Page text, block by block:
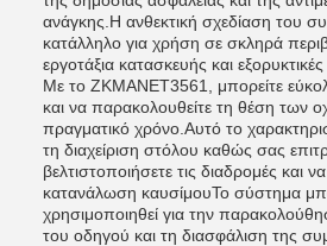
ανάγκης.Η ανθεκτική σχεδίαση του
κατάλληλο για χρήση σε σκληρά
εργοτάξια κατασκευής και εξορυκτικές
Με το ZKMANET3561, μπορείτε
και να παρακολουθείτε τη θέση των
πραγματικό χρόνο.Αυτό το
τη διαχείριση στόλου καθώς σας
βελτιστοποιήσετε τις διαδρομές και
κατανάλωση καυσίμουΤο σύστημα
χρησιμοποιηθεί για την
του οδηγού και τη διασφάλιση της